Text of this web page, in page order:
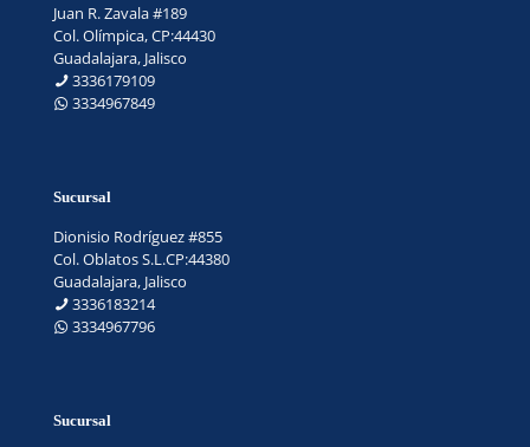
Juan R. Zavala #189
Col. Olímpica, CP:44430
Guadalajara, Jalisco
3336179109
3334967849
Sucursal
Dionisio Rodríguez #855
Col. Oblatos S.L.CP:44380
Guadalajara, Jalisco
3336183214
3334967796
Sucursal